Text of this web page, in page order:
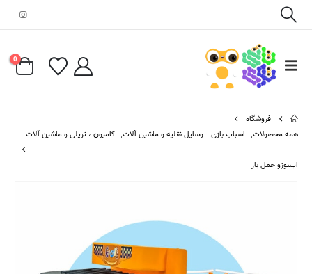
0
فروشگاه
همه محصولات, اسباب بازی, وسایل نقلیه و ماشین آلات, کامیون ، تریلی و ماشین آلات
ایسوزو حمل بار